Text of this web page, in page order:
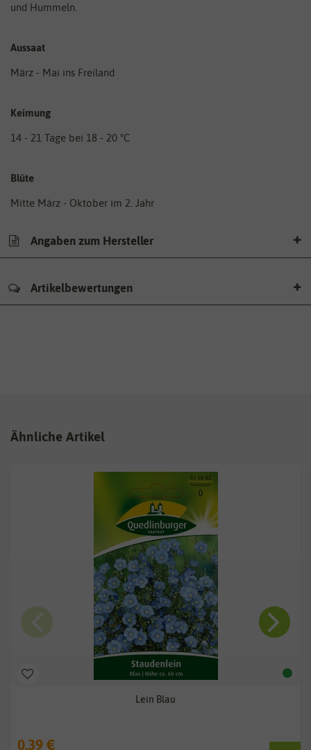
und Hummeln.
Aussaat
März - Mai ins Freiland
Keimung
14 - 21 Tage bei 18 - 20 °C
Blüte
Mitte März - Oktober im 2. Jahr
Angaben zum Hersteller
Artikelbewertungen
Ähnliche Artikel
Lein Blau
0,39 €